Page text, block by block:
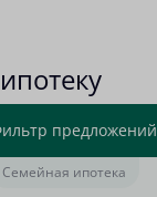
предложений
Семейная ипотека